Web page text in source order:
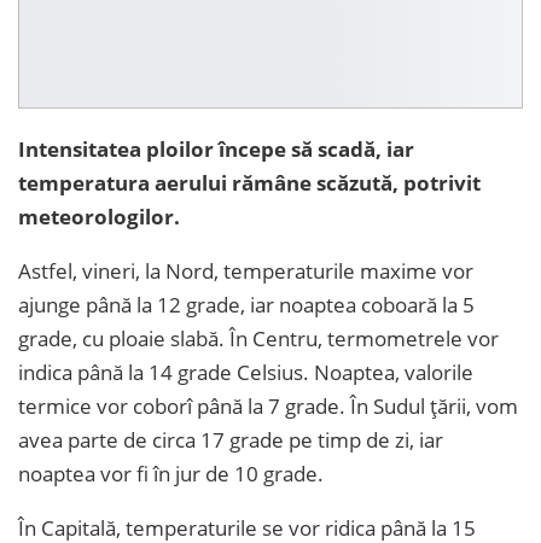
Intensitatea ploilor începe să scadă, iar
temperatura aerului rămâne scăzută, potrivit
meteorologilor.
Astfel, vineri, la Nord, temperaturile maxime vor
ajunge până la 12 grade, iar noaptea coboară la 5
grade, cu ploaie slabă. În Centru, termometrele vor
indica până la 14 grade Celsius. Noaptea, valorile
termice vor coborî până la 7 grade. În Sudul țării, vom
avea parte de circa 17 grade pe timp de zi, iar
noaptea vor fi în jur de 10 grade.
În Capitală, temperaturile se vor ridica până la 15